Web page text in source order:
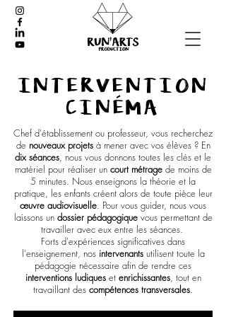
INTERVENTION
CINÉMA
Chef d'établissement ou professeur, vous recherchez
de nouveaux projetsà mener avec vos élèves ? En
dix séances, nous vous donnons toutes les clés et le
matériel pour réaliser un court métragede moins de
5 minutes. Nous enseignons la théorie et la
pratique, les enfants créent alors de toute pièce leur
œuvre audiovisuelle. Pour vous guider, nous vous
laissons un dossier pédagogiquevous permettant de
travailler avec eux entre les séances.
Forts d'expériences significatives dans
l'enseignement, nos intervenantsutilisent toute la
pédagogie nécessaire afin de rendre ces
interventions ludiqueset enrichissantes, tout en
travaillant des compétences transversales.